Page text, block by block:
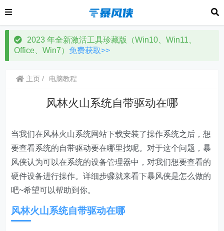
2023 年全新激活工具珍藏版（Win10、Win11、
Office、Win7） 免费获取>>
主页 电脑教程
风林火山系统自带驱动在哪
当我们在风林火山系统网站下载安装了操作系统之后，想
要查看系统的自带驱动要在哪里找呢。对于这个问题，暴
风侠认为可以在系统的设备管理器中，对我们想要查看的
硬件设备进行操作。详细步骤就来看下暴风侠是怎么做的
吧~希望可以帮助到你。
风林火山系统自带驱动在哪